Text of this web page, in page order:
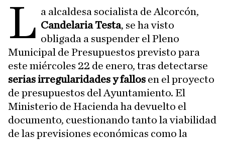
L a alcaldesa socialista de Alcorcón,
Candelaria Testa, se ha visto
obligada a suspender el Pleno
Municipal de Presupuestos previsto para
este miércoles 22 de enero, tras detectarse
serias irregularidades y fallos en el proyecto
de presupuestos del Ayuntamiento. El
Ministerio de Hacienda ha devuelto el
documento, cuestionando tanto la viabilidad
de las previsiones económicas como la